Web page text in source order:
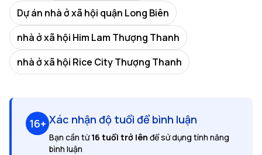
Dự án nhà ở xã hội quận Long Biên
nhà ở xã hội Him Lam Thượng Thanh
nhà ở xã hội Rice City Thượng Thanh
16+ Xác nhận độ tuổi để bình luận
Bạn cần từ16 tuổi trở lên để sử dụng tính năng
bình luận